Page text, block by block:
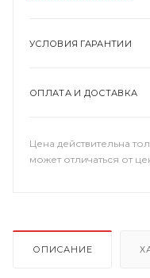
УСЛОВИЯ ГАРАНТИИ
ОПЛАТА И ДОСТАВКА
Цена действительна
может отличаться от
ОПИСАНИЕ